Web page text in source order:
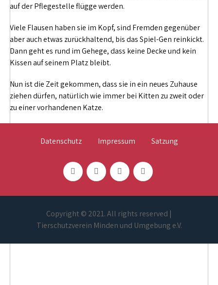
auf der Pflegestelle flügge werden.
Viele Flausen haben sie im Kopf, sind Fremden gegenüber
aber auch etwas zurückhaltend, bis das Spiel-Gen reinkickt.
Dann geht es rund im Gehege, dass keine Decke und kein
Kissen auf seinem Platz bleibt.
Nun ist die Zeit gekommen, dass sie in ein neues Zuhause
ziehen dürfen, natürlich wie immer bei Kitten zu zweit oder
zu einer vorhandenen Katze.
Datenschutz Impressum Satzung
Copyright © 2021. All rights reserved |
Tierschutzverein Minden und Umgebung e.V.